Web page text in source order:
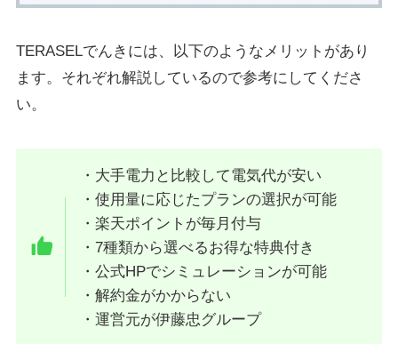
TERASELでんきには、以下のようなメリットがあり
ます。それぞれ解説しているので参考にしてくださ
い。
・大手電力と比較して電気代が安い
・使用量に応じたプランの選択が可能
・楽天ポイントが毎月付与
・7種類から選べるお得な特典付き
・公式HPでシミュレーションが可能
・解約金がかからない
・運営元が伊藤忠グループ